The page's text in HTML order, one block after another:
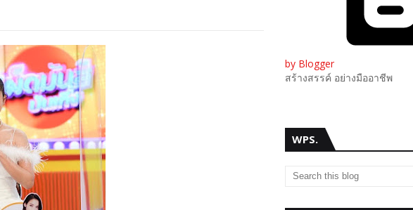
by Blogger
สร้างสรรค์ อย่างมืออาชีพ
WPS.